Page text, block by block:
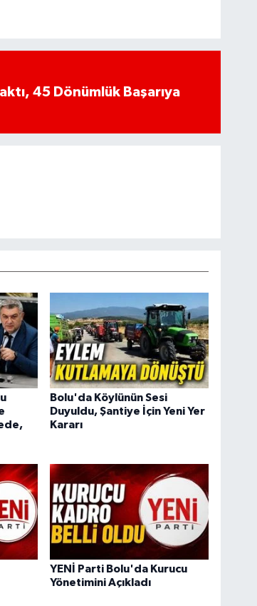
45 Dönümlük Başarıya
Bolu'da Köylünün Sesi
Duyuldu, Şantiye İçin Yeni Yer
Kararı
YENİ Parti Bolu'da Kurucu
Yönetimini Açıkladı